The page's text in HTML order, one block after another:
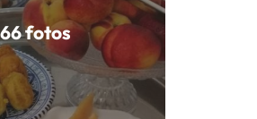
fotos